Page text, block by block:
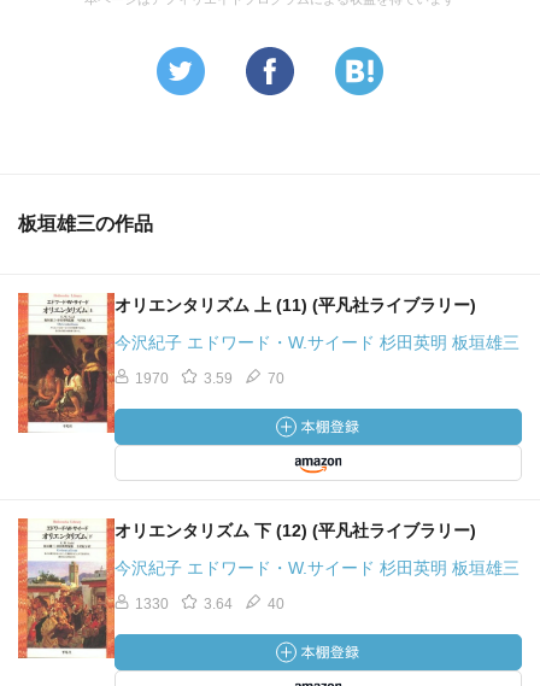
板垣雄三の作品
オリエンタリズム 上 (11) (平凡社ライブラリー)
今沢紀子 エドワード・W.サイード 杉田英明 板垣雄三
1970 3.59 70
オリエンタリズム 下 (12) (平凡社ライブラリー)
今沢紀子 エドワード・W.サイード 杉田英明 板垣雄三
1330 3.64 40